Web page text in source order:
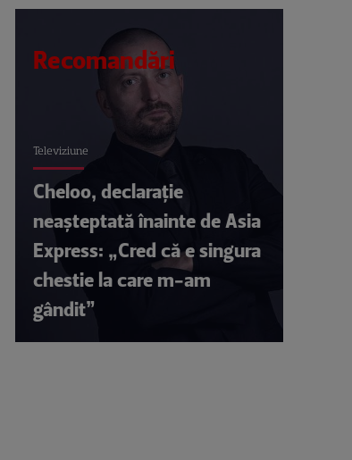
Recomandări
Televiziune
Cheloo, declarație
neașteptată înainte de Asia
Express: „Cred că e singura
chestie la care m-am
gândit”